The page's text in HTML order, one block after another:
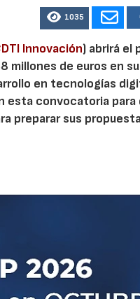
1035
Innovación) abrirá el
millones de euros en
en tecnologías
esta convocatoria para
preparar sus